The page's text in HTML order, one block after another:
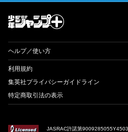
才能溢れる投稿作が読み放題
ヘルプ／使い方
利用規約
集英社プライバシーガイドライン
特定商取引法の表示
JASRAC許諾第